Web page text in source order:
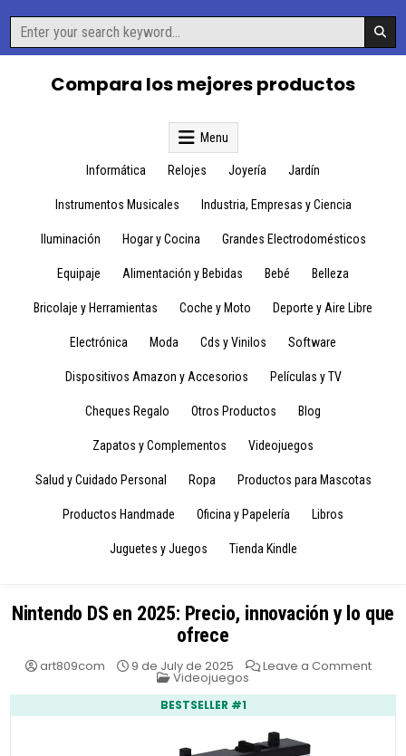
content
Search
for:
Compara los mejores productos
Menu
Informática Relojes Joyería Jardín
Instrumentos Musicales Industria, Empresas y Ciencia
Iluminación Hogar y Cocina Grandes Electrodomésticos
Equipaje Alimentación y Bebidas Bebé Belleza
Bricolaje y Herramientas Coche y Moto Deporte y Aire Libre
Electrónica Moda Cds y Vinilos Software
Dispositivos Amazon y Accesorios Películas y TV
Cheques Regalo Otros Productos Blog
Zapatos y Complementos Videojuegos
Salud y Cuidado Personal Ropa Productos para Mascotas
Productos Handmade Oficina y Papelería Libros
Juguetes y Juegos Tienda Kindle
Nintendo DS en 2025: Precio, innovación y lo que
ofrece
art809com 9 de July de 2025 Leave a Commenton
en
2025:
Posted
Videojuegos
BESTSELLER #1